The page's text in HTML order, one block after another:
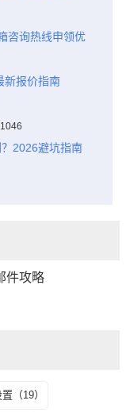
咨询热线申领优
新报价指南
1046
2026避坑指南
件攻略
（19）